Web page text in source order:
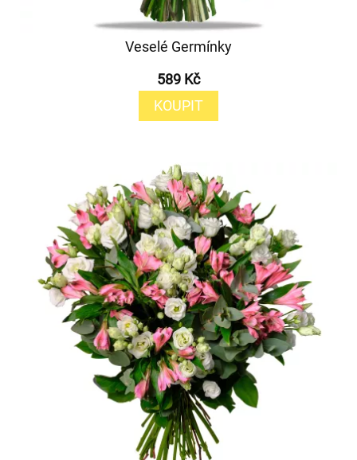
Veselé Germínky
589 Kč
KOUPIT